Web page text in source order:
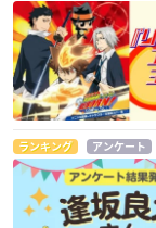
ランキング アンケート